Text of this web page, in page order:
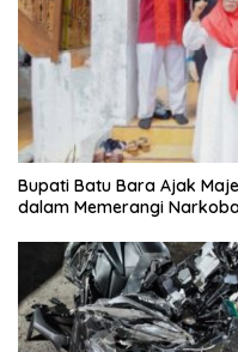
Bupati Batu Bara Ajak
dalam Memerangi